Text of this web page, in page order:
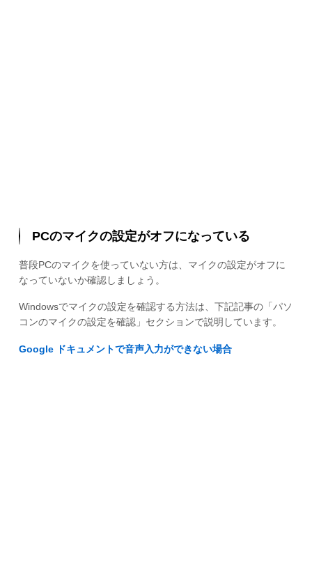
PCのマイクの設定がオフになっている
普段PCのマイクを使っていない方は、マイクの設定がオフに
なっていないか確認しましょう。
Windowsでマイクの設定を確認する方法は、下記記事の「パソ
コンのマイクの設定を確認」セクションで説明しています。
Google ドキュメントで音声入力ができない場合